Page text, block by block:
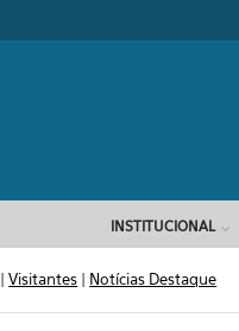
INSTITUCIONAL
|Visitantes | Notícias Destaque